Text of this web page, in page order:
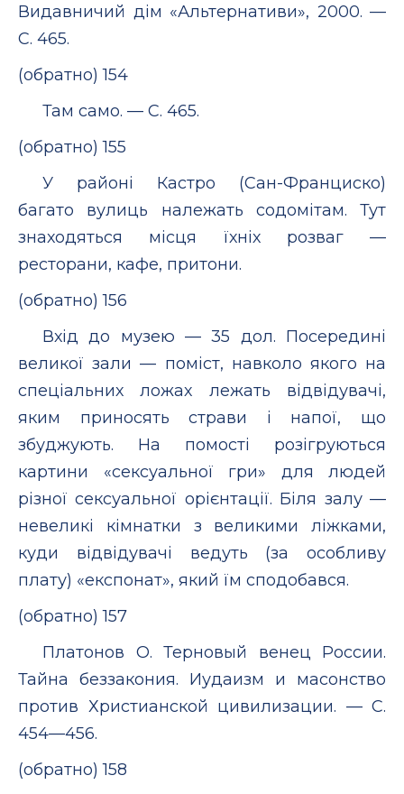
Видавничий дім «Альтернативи», 2000. —
С. 465.
(обратно) 154
Там само. — С. 465.
(обратно) 155
У районі Кастро (Сан-Франциско)
багато вулиць належать содомітам. Тут
знаходяться місця їхніх розваг —
ресторани, кафе, притони.
(обратно) 156
Вхід до музею — 35 дол. Посередині
великої зали — поміст, навколо якого на
спеціальних ложах лежать відвідувачі,
яким приносять страви і напої, що
збуджують. На помості розігруються
картини «сексуальної гри» для людей
різної сексуальної орієнтації. Біля залу —
невеликі кімнатки з великими ліжками,
куди відвідувачі ведуть (за особливу
плату) «експонат», який їм сподобався.
(обратно) 157
Платонов О. Терновый венец России.
Тайна беззакония. Иудаизм и масонство
против Христианской цивилизации. — С.
454—456.
(обратно) 158